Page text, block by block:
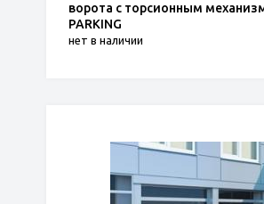
ворота с торсионным
PARKING
нет в наличии